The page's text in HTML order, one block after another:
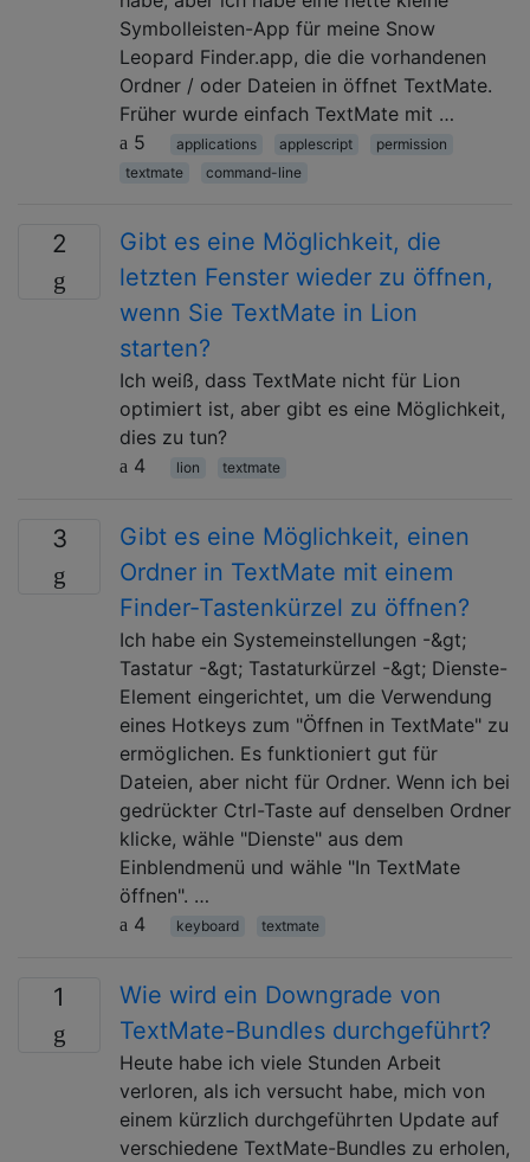
Symbolleisten-App für meine Snow
Leopard Finder.app, die die vorhandenen
Ordner / oder Dateien in öffnet TextMate.
Früher wurde einfach TextMate mit …
5
applications applescript
permission
textmate
command-line
2
Gibt es eine Möglichkeit, die
letzten Fenster wieder zu öffnen,
wenn Sie TextMate in Lion
starten?
Ich weiß, dass TextMate nicht für Lion
optimiert ist, aber gibt es eine Möglichkeit,
dies zu tun?
4
lion textmate
3
Gibt es eine Möglichkeit, einen
Ordner in TextMate mit einem
Finder-Tastenkürzel zu öffnen?
Ich habe ein Systemeinstellungen -&gt;
Tastatur -&gt; Tastaturkürzel -&gt; Dienste-
Element eingerichtet, um die Verwendung
eines Hotkeys zum "Öffnen in TextMate" zu
ermöglichen. Es funktioniert gut für
Dateien, aber nicht für Ordner. Wenn ich bei
gedrückter Ctrl-Taste auf denselben Ordner
klicke, wähle "Dienste" aus dem
Einblendmenü und wähle "In TextMate
öffnen". …
4
keyboard textmate
1
Wie wird ein Downgrade von
TextMate-Bundles durchgeführt?
Heute habe ich viele Stunden Arbeit
verloren, als ich versucht habe, mich von
einem kürzlich durchgeführten Update auf
verschiedene TextMate-Bundles zu erholen,